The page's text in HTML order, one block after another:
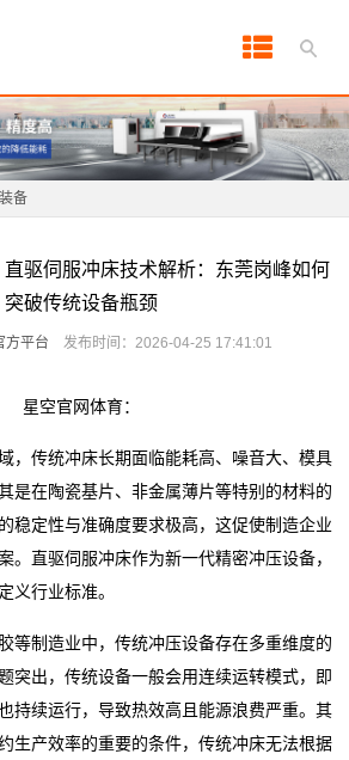
备
驱伺服冲床技术解析：东莞岗峰如何
突破传统设备瓶颈
方平台 发布时间：2026-04-25 17:41:01
星空官网体育：
传统冲床长期面临能耗高、噪音大、模具
是在陶瓷基片、非金属薄片等特别的材料的
稳定性与准确度要求极高，这促使制造企业
。直驱伺服冲床作为新一代精密冲压设备，
义行业标准。
制造业中，传统冲压设备存在多重维度的
突出，传统设备一般会用连续运转模式，即
持续运行，导致热效高且能源浪费严重。其
生产效率的重要的条件，传统冲床无法根据